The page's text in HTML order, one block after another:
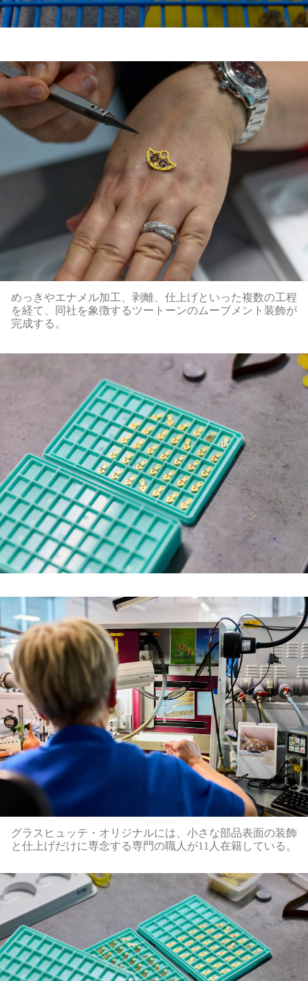
めっきやエナメル加工、剥離、仕上げといった複数の工程
を経て、同社を象徴するツートーンのムーブメント装飾が
完成する。
グラスヒュッテ・オリジナルには、小さな部品表面の装飾
と仕上げだけに専念する専門の職人が11人在籍している。